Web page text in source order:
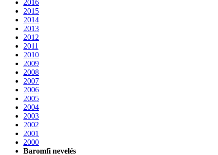
2016
2015
2014
2013
2012
2011
2010
2009
2008
2007
2006
2005
2004
2003
2002
2001
2000
Baromfi nevelés